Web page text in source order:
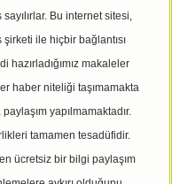
Bu internet sitesi,
ile hiçbir bağlantısı
hazırladığımız makaleler
haber niteliği taşımamakta
yapılmamaktadır.
tamamen tesadüfidir.
ücretsiz bir bilgi paylaşım